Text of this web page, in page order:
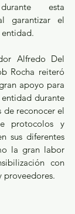
esta
garantizar el
Alfredo Del
Rocha reiteró
apoyo para
durante
de reconocer el
protocolos y
sus diferentes
la gran labor
con
proveedores.